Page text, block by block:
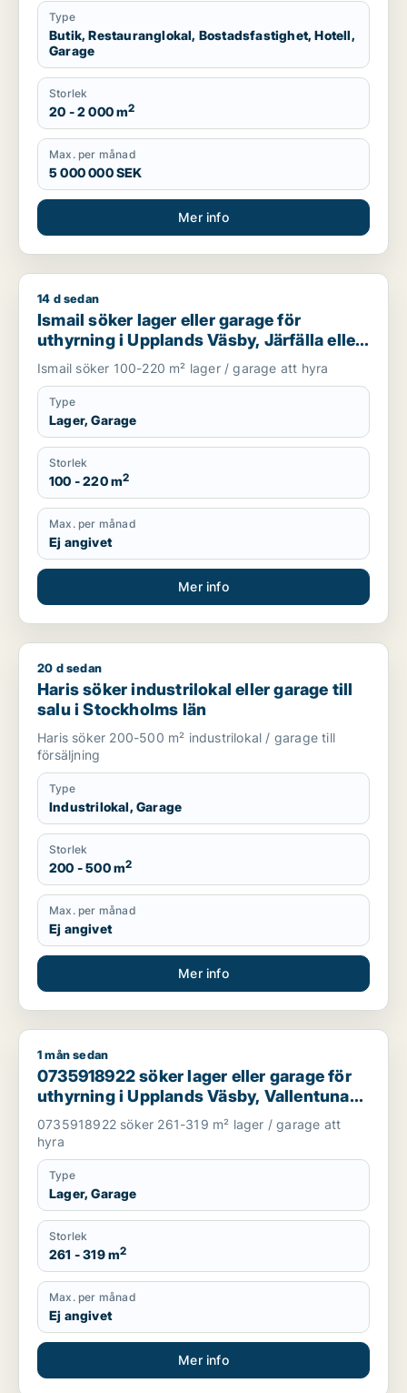
Type
Butik, Restauranglokal, Bostadsfastighet, Hotell,
Garage
Storlek
20 - 2 000 m2
Max. per månad
5 000 000 SEK
Mer info
Ismail söker lager eller garage för uthyrning i Upplands
14 d sedan
Ismail söker lager eller garage för
uthyrning i Upplands Väsby, Järfälla eller
Upplands-Bro m.fl.
Ismail söker 100-220 m² lager / garage att hyra
Type
Lager, Garage
Storlek
100 - 220 m2
Max. per månad
Ej angivet
Mer info
Haris söker industrilokal eller garage till salu i Stockholms län
20 d sedan
Haris söker industrilokal eller garage till
salu i Stockholms län
Haris söker 200-500 m² industrilokal / garage till
försäljning
Type
Industrilokal, Garage
Storlek
200 - 500 m2
Max. per månad
Ej angivet
Mer info
0735918922 söker lager eller garage för uthyrning i
1 mån sedan
0735918922 söker lager eller garage för
uthyrning i Upplands Väsby, Vallentuna
eller Järfälla m.fl.
0735918922 söker 261-319 m² lager / garage att
hyra
Type
Lager, Garage
Storlek
261 - 319 m2
Max. per månad
Ej angivet
Mer info